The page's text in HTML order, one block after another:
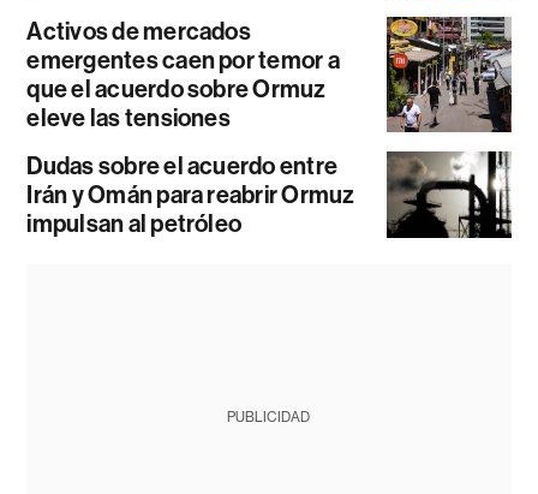
Activos de mercados
emergentes caen por temor a
que el acuerdo sobre Ormuz
eleve las tensiones
Dudas sobre el acuerdo entre
Irán y Omán para reabrir Ormuz
impulsan al petróleo
PUBLICIDAD